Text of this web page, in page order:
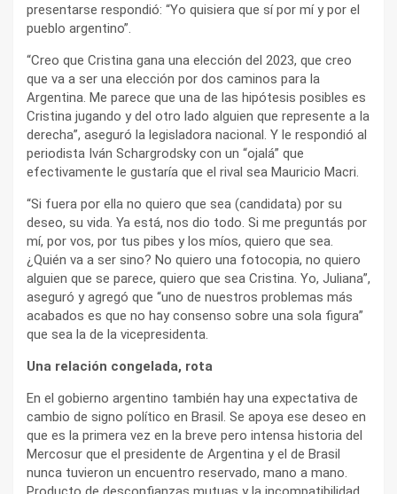
presentarse respondió: “Yo quisiera que sí por mí y por el
pueblo argentino”.
“Creo que Cristina gana una elección del 2023, que creo
que va a ser una elección por dos caminos para la
Argentina. Me parece que una de las hipótesis posibles es
Cristina jugando y del otro lado alguien que represente a la
derecha”, aseguró la legisladora nacional. Y le respondió al
periodista Iván Schargrodsky con un “ojalá” que
efectivamente le gustaría que el rival sea Mauricio Macri.
“Si fuera por ella no quiero que sea (candidata) por su
deseo, su vida. Ya está, nos dio todo. Si me preguntás por
mí, por vos, por tus pibes y los míos, quiero que sea.
¿Quién va a ser sino? No quiero una fotocopia, no quiero
alguien que se parece, quiero que sea Cristina. Yo, Juliana”,
aseguró y agregó que “uno de nuestros problemas más
acabados es que no hay consenso sobre una sola figura”
que sea la de la vicepresidenta.
Una relación congelada, rota
En el gobierno argentino también hay una expectativa de
cambio de signo político en Brasil. Se apoya ese deseo en
que es la primera vez en la breve pero intensa historia del
Mercosur que el presidente de Argentina y el de Brasil
nunca tuvieron un encuentro reservado, mano a mano.